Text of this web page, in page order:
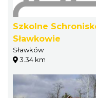
Szkolne
Sławkowie
Sławków
3.34 km